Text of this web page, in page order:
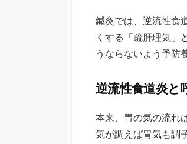
鍼灸では、逆流性食
くする「疏肝理気」
うならないよう予防
逆流性食道炎と
本来、胃の気の流れ
気が調えば胃気も調